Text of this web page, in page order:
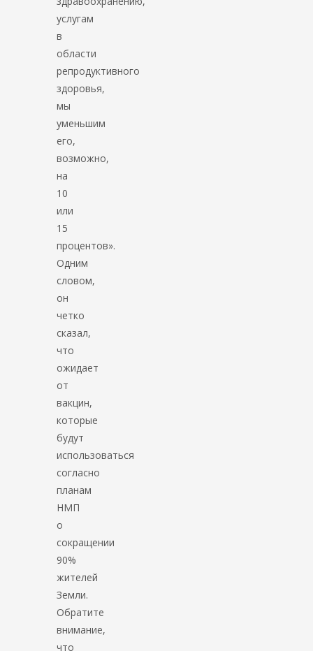
услугам
в
области
репродуктивного
здоровья,
мы
уменьшим
его,
возможно,
на
10
или
15
процентов».
Одним
словом,
он
четко
сказал,
что
ожидает
от
вакцин,
которые
будут
использоваться
согласно
планам
НМП
о
сокращении
90%
жителей
Земли.
Обратите
внимание,
что